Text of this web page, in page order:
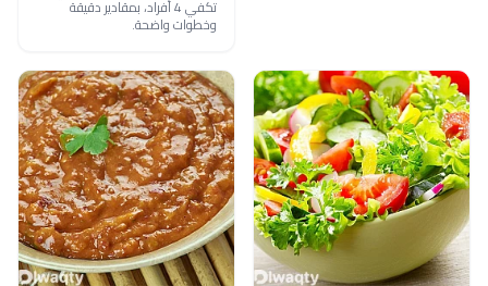
تكفي 4 أفراد، بمقادير دقيقة
وخطوات واضحة.